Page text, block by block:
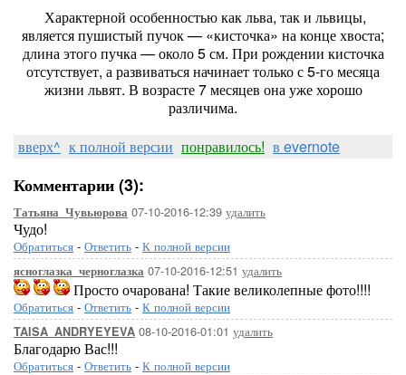
Характерной особенностью как льва, так и львицы,
является пушистый пучок — «кисточка» на конце хвоста;
длина этого пучка — около 5 см. При рождении кисточка
отсутствует, а развиваться начинает только с 5-го месяца
жизни львят. В возрасте 7 месяцев она уже хорошо
различима.
вверх^ к полной версии понравилось! в evernote
Комментарии (3):
Татьяна_Чувьюрова 07-10-2016-12:39 удалить
Чудо!
Обратиться - Ответить - К полной версии
ясноглазка_черноглазка 07-10-2016-12:51 удалить
Просто очарована! Такие великолепные фото!!!!
Обратиться - Ответить - К полной версии
TAISA_ANDRYEYEVA 08-10-2016-01:01 удалить
Благодарю Вас!!!
Обратиться - Ответить - К полной версии